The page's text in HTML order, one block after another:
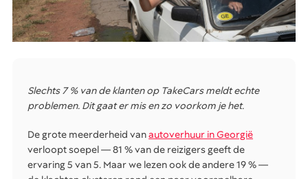
Slechts 7 % van de klanten op TakeCars meldt echte
problemen. Dit gaat er mis en zo voorkom je het.
De grote meerderheid vanautoverhuur in Georgië
verloopt soepel — 81 % van de reizigers geeft de
ervaring 5 van 5. Maar we lezen ook de andere 19 % —